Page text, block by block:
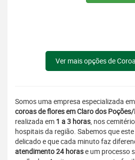
Ver mais opções de
Somos uma empresa especializada
coroas de flores em Claro dos
realizada em 1 a 3 horas, nos
hospitais da região. Sabemos que
delicado e que cada minuto faz
atendimento 24 horase um processo